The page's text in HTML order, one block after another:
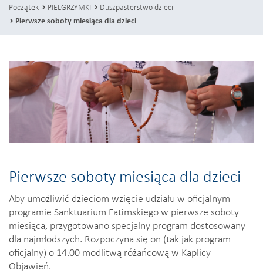
Początek PIELGRZYMKI
Duszpasterstwo dzieci
Pierwsze soboty miesiąca dla dzieci
Pierwsze soboty miesiąca dla dzieci
Aby umożliwić dzieciom wzięcie udziału w oficjalnym
programie Sanktuarium Fatimskiego w pierwsze soboty
miesiąca, przygotowano specjalny program dostosowany
dla najmłodszych. Rozpoczyna się on (tak jak program
oficjalny) o 14.00 modlitwą różańcową w Kaplicy
Objawień.